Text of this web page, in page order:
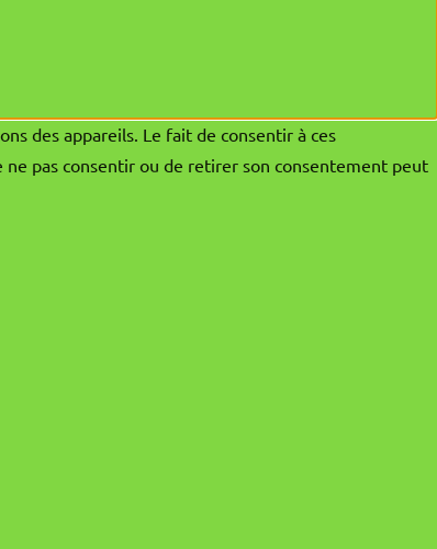
des appareils. Le fait de consentir à ces
pas consentir ou de retirer son consentement peut